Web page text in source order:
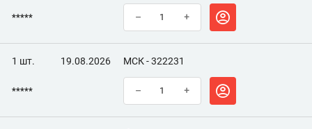
***** – +
1 шт. 19.08.2026 МСК - 322231
***** – +